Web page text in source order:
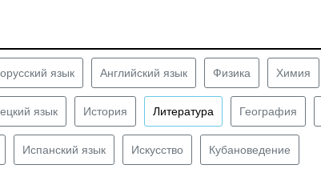
язык Английский язык Физика Химия
язык История Литература География
Испанский язык Искусство Кубановедение